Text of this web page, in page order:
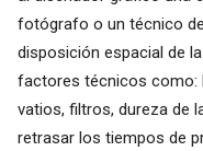
fotógrafo o un técnico
disposición espacial de
factores técnicos como:
vatios, filtros, dureza de
retrasar los tiempos de